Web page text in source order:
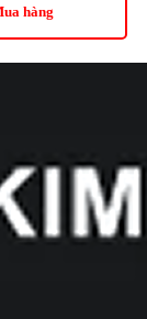
hàng